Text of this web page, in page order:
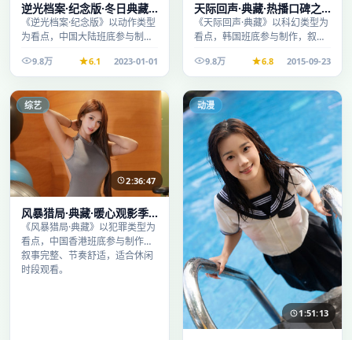
逆光档案·纪念版·冬日典藏
系列温情叙事引人入胜
《逆光档案·纪念版》以动作类型
为看点，中国大陆班底参与制
休闲时段观看。
9.8万 6.1 2023-01-01
天际回声·典藏·热播口碑之
作剧情扎实演技在线
《天际回声·典藏》以科幻类型为
看点，韩国班底参与制作，叙事
观看。
9.8万 6.8 2015-09-23
综艺
2:36:47
风暴猎局·典藏·暖心观影季
口碑发酵持续升温
《风暴猎局·典藏》以犯罪类型为
看点，中国香港班底参与制作，
叙事完整、节奏舒适，适合休闲
时段观看。
动漫
1:51:13